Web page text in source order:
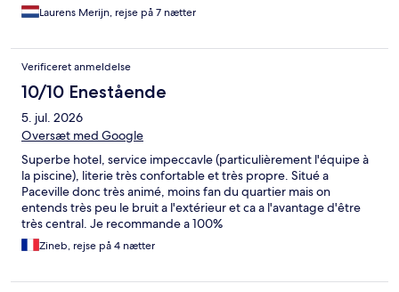
Laurens Merijn, rejse på 7 nætter
Verificeret anmeldelse
10/10 Enestående
5. jul. 2026
Oversæt med Google
Superbe hotel, service impeccavle (particulièrement l'équipe à
la piscine), literie très confortable et très propre. Situé a
Paceville donc très animé, moins fan du quartier mais on
entends très peu le bruit a l'extérieur et ca a l'avantage d'être
très central. Je recommande a 100%
Zineb, rejse på 4 nætter